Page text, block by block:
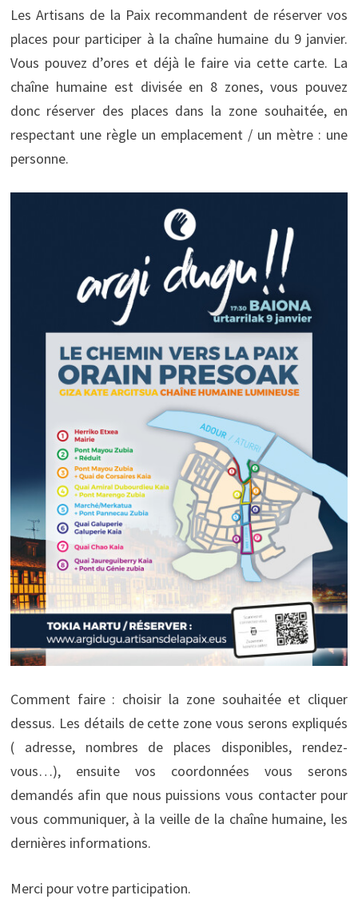
Les Artisans de la Paix recommandent de réserver vos
places pour participer à la chaîne humaine du 9 janvier.
Vous pouvez d’ores et déjà le faire via cette carte. La
chaîne humaine est divisée en 8 zones, vous pouvez
donc réserver des places dans la zone souhaitée, en
respectant une règle un emplacement / un mètre : une
personne.
Comment faire : choisir la zone souhaitée et cliquer
dessus. Les détails de cette zone vous serons expliqués
( adresse, nombres de places disponibles, rendez-
vous…), ensuite vos coordonnées vous serons
demandés afin que nous puissions vous contacter pour
vous communiquer, à la veille de la chaîne humaine, les
dernières informations.
Merci pour votre participation.